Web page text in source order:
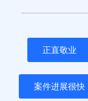
正直敬业
案件进展很快